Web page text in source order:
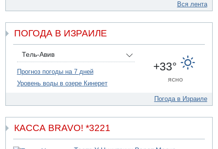
Ализа Блох присоединилась к правым либералам
09.08.2026 21:03
На 4-м шоссе погиб под колесами автомобиля мужчина
09.08.2026 20:04
Сын экс-депутата от партии ШАС арестован за
хранение незаконного оружия и наркотиков
09.08.2026 19:36
Кешет (Верхняя Галилея)
Вся лента
ПОГОДА В ИЗРАИЛЕ
Тель-Авив
Прогноз погоды на 7 дней
Уровень воды в озере Кинерет
+33°
ясно
Погода в Израиле
КАССА BRAVO! *3221